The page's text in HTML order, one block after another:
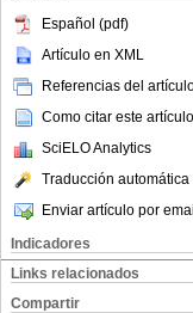
Español (pdf)
Artículo en XML
Referencias del
Como citar este artículo
SciELO Analytics
Traducción automática
Enviar artículo por
Indicadores
Links relacionados
Compartir